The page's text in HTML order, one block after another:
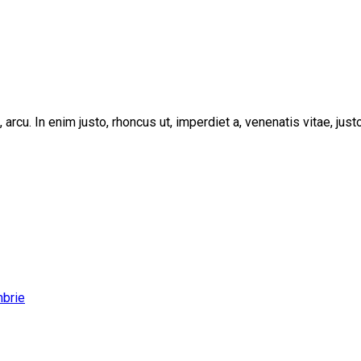
In enim justo, rhoncus ut, imperdiet a, venenatis vitae,